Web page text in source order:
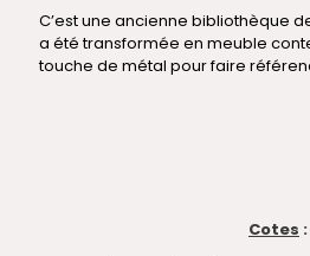
C’est une ancienne bibliothèque
a été transformée en meuble
touche de métal pour faire
Cotes